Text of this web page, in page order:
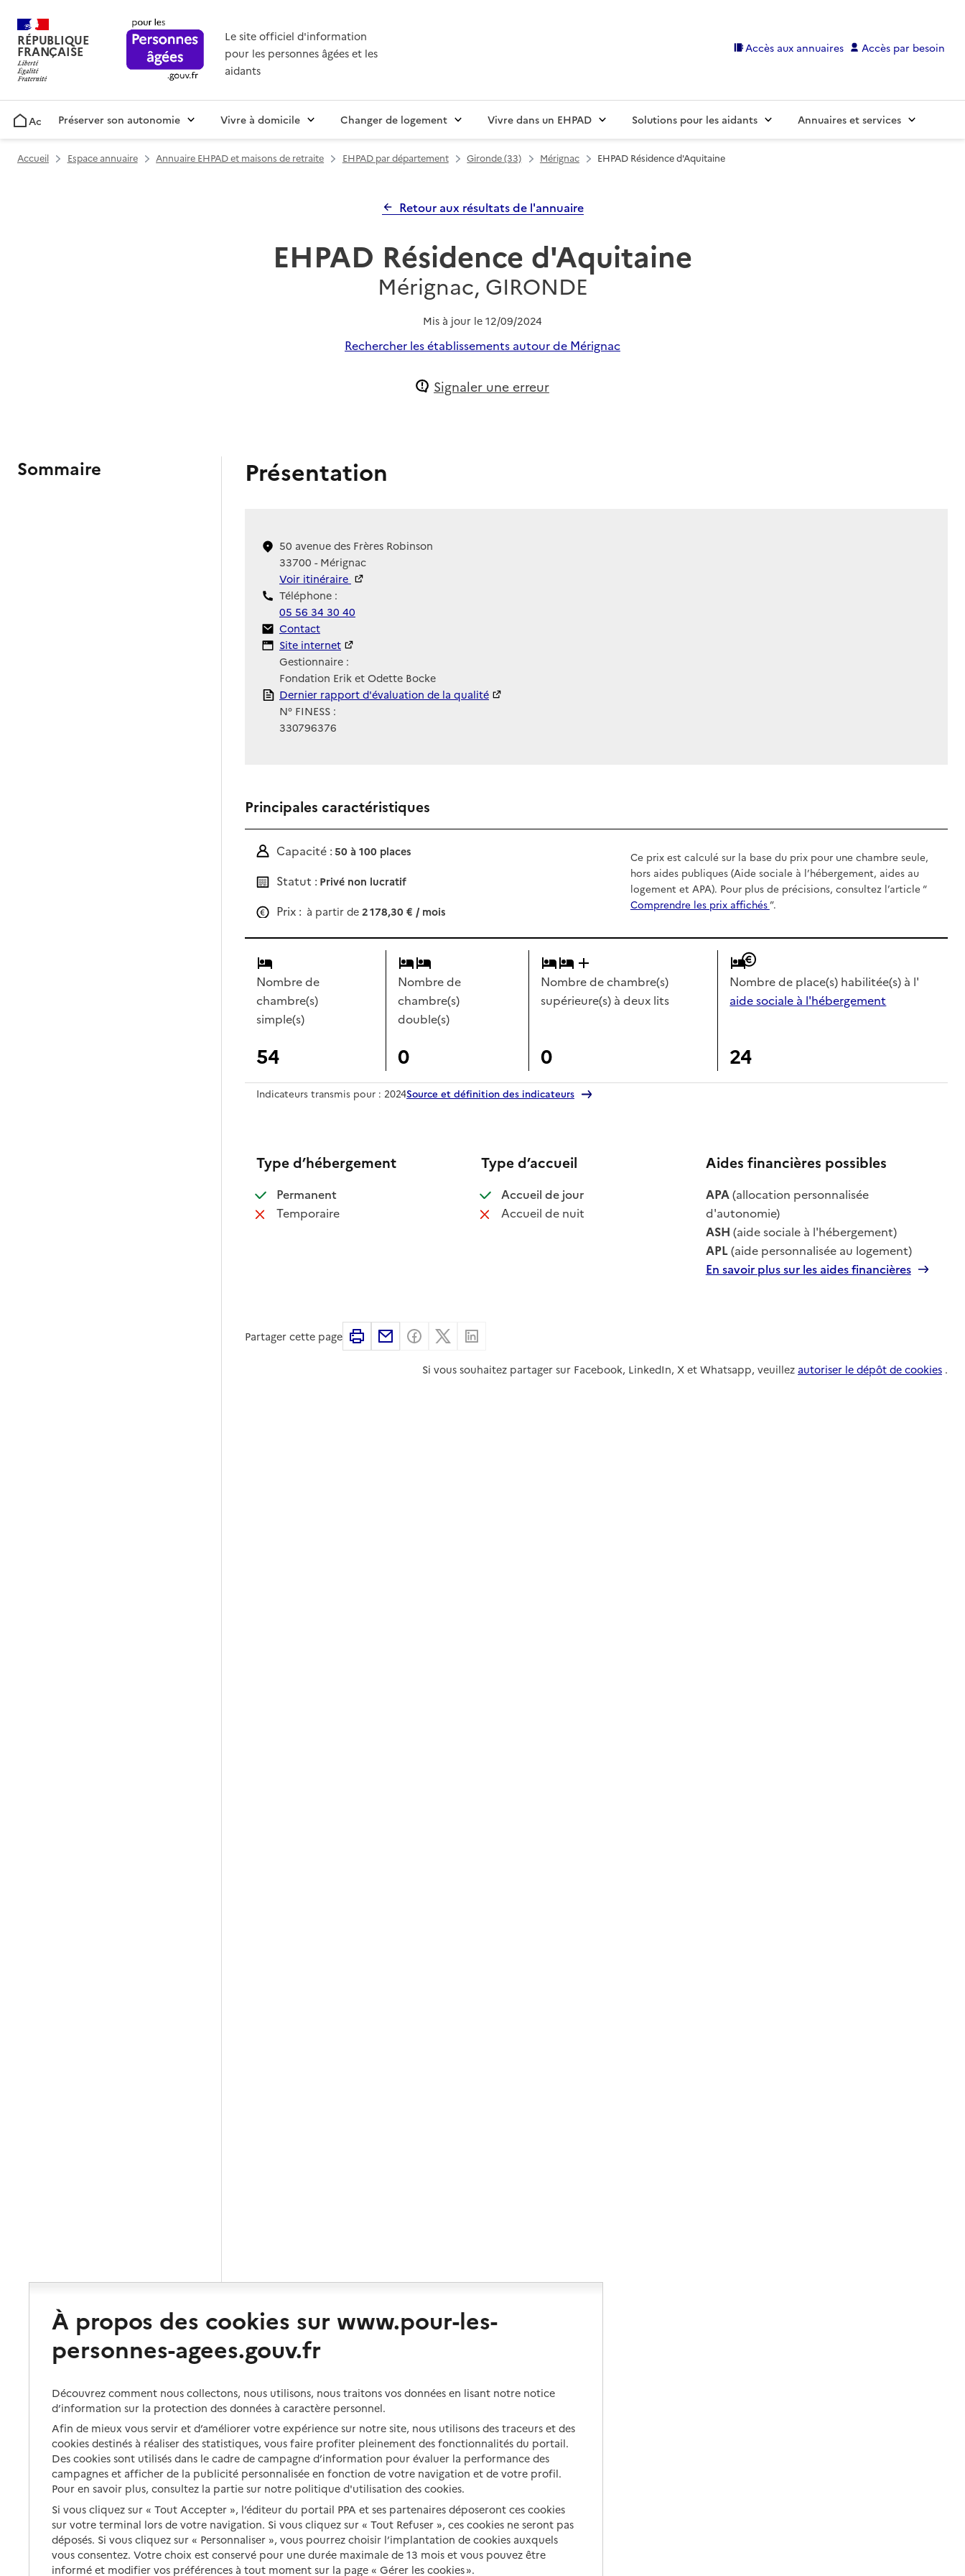
RÉPUBLIQUE
FRANÇAISE
Le site officiel d'information
pour les personnes âgées et les
aidants
Accès aux annuaires Accès par besoin
AccueilPréserver son autonomie Vivre à domicile Changer de logement Vivre dans un EHPAD Solutions pour les aidants Annuaires et services
Accueil Espace annuaire Annuaire EHPAD et maisons de retraite EHPAD par département Gironde (33) Mérignac EHPAD Résidence d'Aquitaine
Retour aux résultats de l'annuaire
EHPAD Résidence d'Aquitaine
Mérignac, GIRONDE
Mis à jour le 12/09/2024
Rechercher les établissements autour de Mérignac
Signaler une erreur
Sommaire Présentation
50 avenue des Frères Robinson
33700 - Mérignac
Voir itinéraire
Téléphone :
05 56 34 30 40
Contact
Contact
Site Internet
Site internet
Gestionnaire :
Fondation Erik et Odette Bocke
Rapport HAS
Dernier rapport d'évaluation de la qualité
N° FINESS :
330796376
Principales caractéristiques
Capacité : 50 à 100 places
Statut : Privé non lucratif
Prix : à partir de 2 178,30 € / mois
Ce prix est calculé sur la base du prix pour une chambre seule,
hors aides publiques (Aide sociale à l’hébergement, aides au
logement et APA). Pour plus de précisions, consultez l’article “
Comprendre les prix affichés”.
Nombre de
chambre(s)
simple(s)
54
Nombre de
chambre(s)
double(s)
0
Nombre de chambre(s)
supérieure(s) à deux lits
0
Nombre de place(s) habilitée(s) à l'
aide sociale à l'hébergement
24
Indicateurs transmis pour : 2024Source et définition des indicateurs
Type d’hébergement
Permanent: disponible
Temporaire: non disponible
Type d’accueil
Accueil de jour: disponible
Accueil de nuit: non disponible
Aides financières possibles
APA(allocation personnalisée
d'autonomie)
ASH (aide sociale à l'hébergement)
APL(aide personnalisée au logement)
En savoir plus sur les aides financières
Partager cette page ImprimerPartager par email
Partager sur Facebook
Partager sur X
Si vous souhaitez partager sur Facebook, LinkedIn, X et Whatsapp, veuillez autoriser le dépôt de cookies .
À propos des cookies sur www.pour-les-
personnes-agees.gouv.fr
Découvrez comment nous collectons, nous utilisons, nous traitons vos données en lisant notre notice
d’information sur la protection des données à caractère personnel.
Afin de mieux vous servir et d’améliorer votre expérience sur notre site, nous utilisons des traceurs et des
cookies destinés à réaliser des statistiques, vous faire profiter pleinement des fonctionnalités du portail.
Des cookies sont utilisés dans le cadre de campagne d’information pour évaluer la performance des
campagnes et afficher de la publicité personnalisée en fonction de votre navigation et de votre profil.
Pour en savoir plus, consultez la partie sur notre politique d'utilisation des cookies.
Si vous cliquez sur « Tout Accepter », l’éditeur du portail PPA et ses partenaires déposeront ces cookies
sur votre terminal lors de votre navigation. Si vous cliquez sur « Tout Refuser », ces cookies ne seront pas
déposés. Si vous cliquez sur « Personnaliser », vous pourrez choisir l’implantation de cookies auxquels
vous consentez. Votre choix est conservé pour une durée maximale de 13 mois et vous pouvez être
informé et modifier vos préférences à tout moment sur la page « Gérer les cookies ».